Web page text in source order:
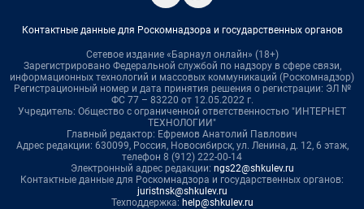
Контактные данные для Роскомнадзора и государственных органов
Сетевое издание «Барнаул онлайн» (18+)
Зарегистрировано Федеральной службой по надзору в сфере связи,
информационных технологий и массовых коммуникаций (Роскомнадзор)
Регистрационный номер и дата принятия решения о регистрации: ЭЛ №
ФС 77 – 83220 от 12.05.2022 г.
Учредитель: Общество с ограниченной ответственностью "ИНТЕРНЕТ
ТЕХНОЛОГИИ"
Главный редактор: Ефремов Анатолий Павлович
Адрес редакции: 630099, Россия, Новосибирск, ул. Ленина, д. 12, 6 этаж,
телефон 8 (912) 222-00-14
Электронный адрес редакции: ngs22@shkulev.ru
Контактные данные для Роскомнадзора и государственных органов:
juristnsk@shkulev.ru
Техподдержка: help@shkulev.ru